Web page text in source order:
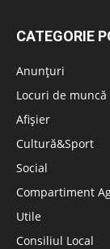
CATEGORIE
Anunțuri
Locuri de muncă
Afișier
Cultură&Sport
Social
Compartiment
Utile
Consiliul Local